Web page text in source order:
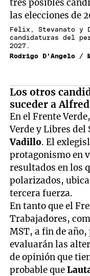
Félix, Stevanato y
candidaturas del
2027.
Rodrigo D'Angelo /
Los otros
suceder a
En el Frente
Verde y Libres
Vadillo. El
protagonismo en
resultados en los
polarizados,
tercera fuerza.
En tanto que el
Trabajadores,
MST, a fin de
evaluarán las
de opinión que
probable que